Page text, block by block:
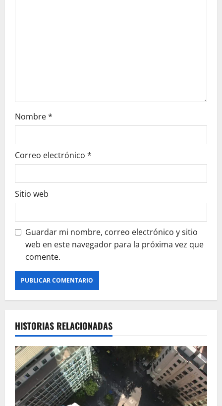
Nombre*
Correo electrónico *
Sitio web
Guardar mi nombre, correo electrónico y sitio
web en este navegador para la próxima vez que
comente.
HISTORIAS RELACIONADAS